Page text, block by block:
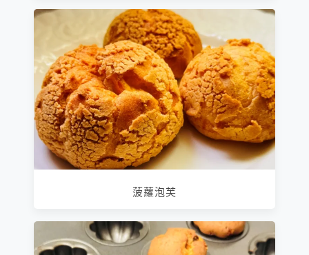
菠蘿泡芙